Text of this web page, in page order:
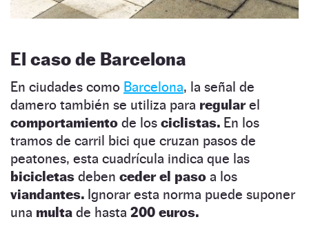
El caso de Barcelona
En ciudades como Barcelona, la señal de
damero también se utiliza para regularel
comportamiento de los ciclistas. En los
tramos de carril bici que cruzan pasos de
peatones, esta cuadrícula indica que las
bicicletas deben ceder el paso a los
viandantes. Ignorar esta norma puede suponer
una multa de hasta 200 euros.